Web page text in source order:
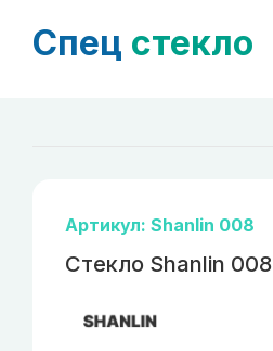
Спец стекло
Артикул: Shanlin 008
Стекло Shanlin 008